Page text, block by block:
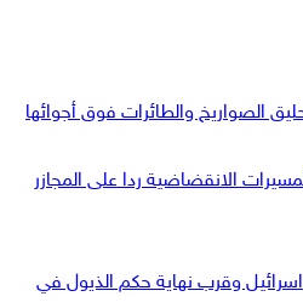
الصواريخ والطائرات فوق أجوائها
الانقضاضية ردا على المجازر
وقرب نهاية حكم الذيول في